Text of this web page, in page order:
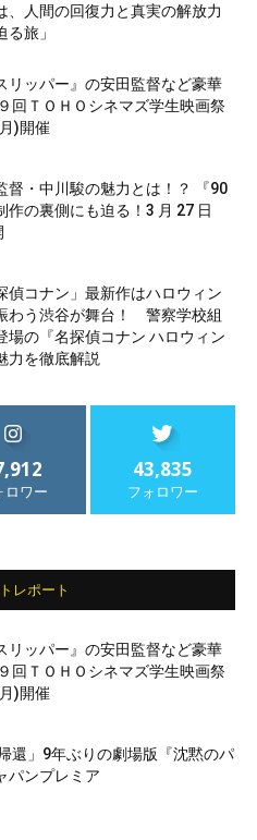
、人間の回復力と真実の解放力
旅」
リッパー』の安田監督など豪華
回ＴＯＨＯシネマズ学生映画祭
)開催
督・中川駿の魅力とは！？ 『90
作の裏側にも迫る！3 月 27 日
偵コナン」最新作はハロウィン
わう渋谷が舞台！ 警察学校組
場の『名探偵コナン ハロウィン
力を徹底解説
ロワー
43,835
フォロワー
レポート
リッパー』の安田監督など豪華
回ＴＯＨＯシネマズ学生映画祭
)開催
還」9年ぶりの劇場版『沈黙のパ
パンプレミア